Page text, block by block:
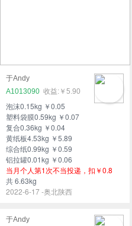
于Andy
A1013090
￥5.90
泡沫0.15kg ￥0.05
塑料袋膜0.59kg ￥0.07
复合0.36kg ￥0.04
黄纸板4.53kg ￥5.89
综合纸0.99kg ￥0.59
铝拉罐0.01kg ￥0.06
当月个人第1次不当投递，扣￥0.8
共 6.63kg
2022-6-17 -奥北陕西
于Andy